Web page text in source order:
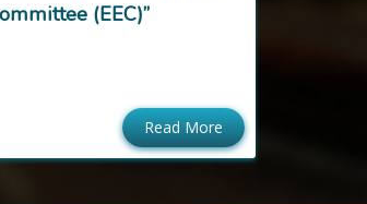
(EEC)”
Read More